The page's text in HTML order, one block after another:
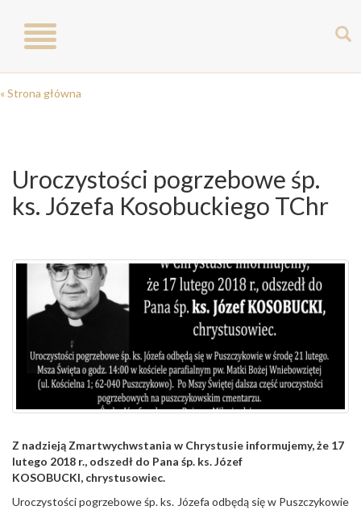
Toggle
navigation
« Strona główna
Uroczystości pogrzebowe śp.
ks. Józefa Kosobuckiego TChr
Z nadzieją Zmartwychwstania w Chrystusie informujemy, że 17
lutego 2018 r., odszedł do Pana śp. ks. Józef
KOSOBUCKI, chrystusowiec.
Uroczystości pogrzebowe śp. ks. Józefa odbędą się w Puszczykowie